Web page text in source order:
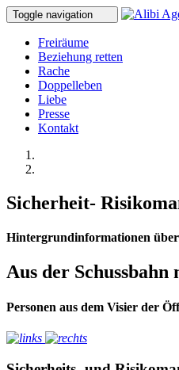
Toggle navigation
Freiräume
Beziehung retten
Rache
Doppelleben
Liebe
Presse
Kontakt
Sicherheit-
Hintergrundinformationen über
Aus der Schussbahn
Personen aus dem Visier der